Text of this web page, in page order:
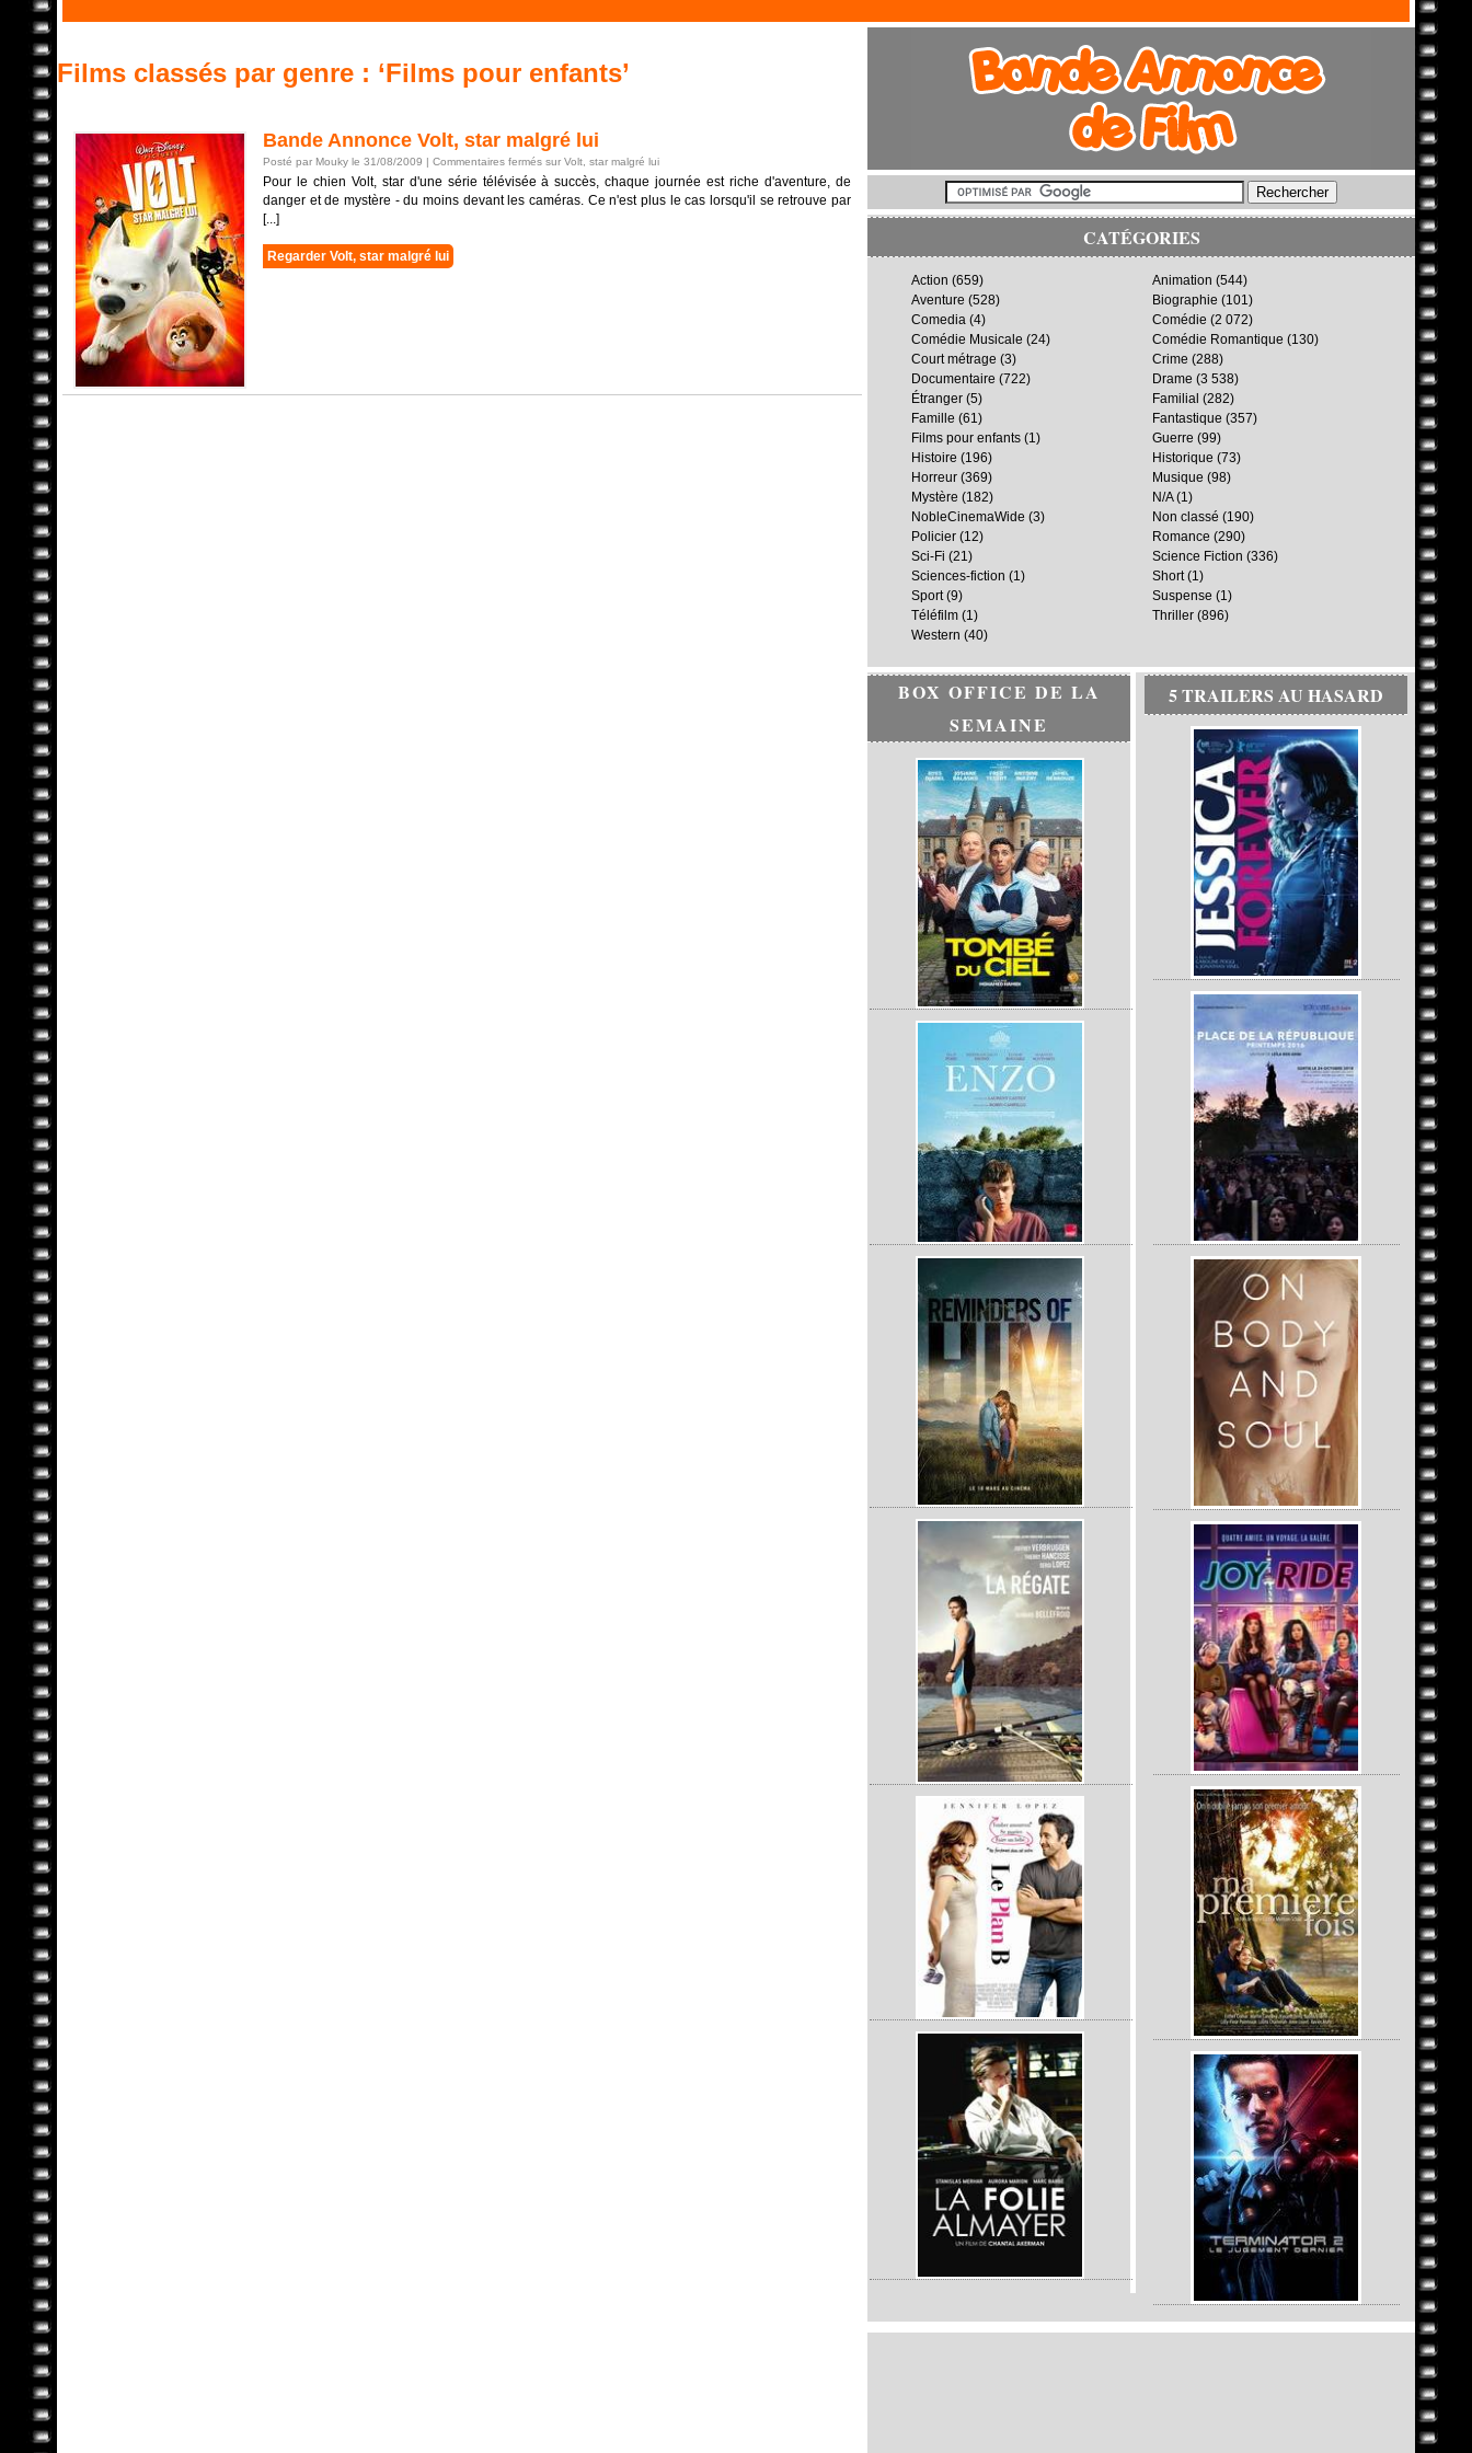
Films classés par genre : ‘Films pour enfants’
Bande Annonce Volt, star malgré lui
Posté par Mouky le 31/08/2009 | Commentaires fermés sur Volt, star malgré lui
Pour le chien Volt, star d'une série télévisée à succès, chaque journée est riche d'aventure, de
danger et de mystère - du moins devant les caméras. Ce n'est plus le cas lorsqu'il se retrouve par
[...]
Regarder Volt, star malgré lui
CATÉGORIES
Action (659) Animation (544)
Aventure (528) Biographie (101)
Comedia (4) Comédie (2 072)
Comédie Musicale (24) Comédie Romantique (130)
Court métrage (3) Crime (288)
Documentaire (722) Drame (3 538)
Étranger (5) Familial (282)
Famille (61) Fantastique (357)
Films pour enfants (1) Guerre (99)
Histoire (196) Historique (73)
Horreur (369) Musique (98)
Mystère (182) N/A(1)
NobleCinemaWide (3) Non classé (190)
Policier (12) Romance (290)
Sci-Fi (21) Science Fiction (336)
Sciences-fiction (1) Short(1)
Sport(9) Suspense (1)
Téléfilm (1) Thriller (896)
Western (40)
BOX OFFICE DE LA
SEMAINE
5 TRAILERS AU HASARD